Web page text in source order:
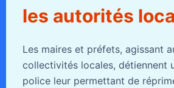
les autorités
Les maires et préfets, agissant
collectivités locales, détiennent
police leur permettant de